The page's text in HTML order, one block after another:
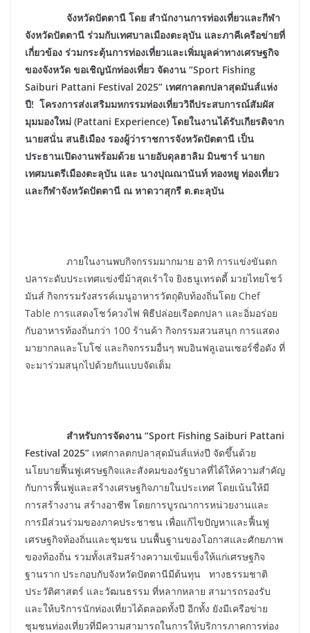
จังหวัดปัตตานี โดย สำนักงานการท่องเที่ยวและกีฬา
จังหวัดปัตตานี ร่วมกับเทศบาลเมืองตะลุบัน และภาคีเครือข่ายที่
เกี่ยวข้อง ร่วมกระตุ้นการท่องเที่ยวและเพิ่มมูลค่าทางเศรษฐกิจ
ของจังหวัด ขอเชิญนักท่องเที่ยว จัดงาน “Sport Fishing
Saiburi Pattani Festival 2025” เทศกาลตกปลาสุดมันส์แห่ง
ปี! โครงการส่งเสริมมหกรรมท่องเที่ยววิถีประสบการณ์สัมผัส
มุมมองใหม่ (Pattani Experience) โดยในงานได้รับเกียรติจาก
นายสนั่น สนธิเมือง รองผู้ว่าราชการจังหวัดปัตตานี เป็น
ประธานเปิดงานพร้อมด้วย นายอับดุลฮาลิม มินซาร์ นายก
เทศมนตรีเมืองตะลุบัน และ นางปุณณานันท์ ทองหยู ท่องเที่ยว
และกีฬาจังหวัดปัตตานี ณ หาดวาสุกรี ต.ตะลุบัน
ภายในงานพบกิจกรรมมากมาย อาทิ การแข่งขันตก
ปลาระดับประเทศแข่งขี่ม้าสุดเร้าใจ ยิงธนูเทรดดี้ มวยไทยโชว์
มันส์ กิจกรรมรังสรรค์เมนูอาหารวัตถุดิบท้องถิ่นโดย Chef
Table การแสดงโชว์ควงไฟ พิธีปล่อยเรือตกปลา และอิ่มอร่อย
กับอาหารท้องถิ่นกว่า 100 ร้านค้า กิจกรรมสวนสนุก การแสดง
มายากลและโบโซ่ และกิจกรรมอื่นๆ พบอินฟลูเอนเซอร์ชื่อดัง ที่
จะมาร่วมสนุกไปด้วยกันแบบจัดเต็ม
สำหรับการจัดงาน “Sport Fishing Saiburi Pattani
Festival 2025” เทศกาลตกปลาสุดมันส์แห่งปี จัดขึ้นด้วย
นโยบายฟื้นฟูเศรษฐกิจและสังคมของรัฐบาลที่ได้ให้ความสำคัญ
กับการฟื้นฟูและสร้างเศรษฐกิจภายในประเทศ โดยเน้นให้มี
การสร้างงาน สร้างอาชีพ โดยการบูรณาการหน่วยงานและ
การมีส่วนร่วมของภาคประชาชน เพื่อแก้ไขปัญหาและฟื้นฟู
เศรษฐกิจท้องถิ่นและชุมชน บนพื้นฐานของโอกาสและศักยภาพ
ของท้องถิ่น รวมทั้งเสริมสร้างความเข้มแข็งให้แก่เศรษฐกิจ
ฐานราก ประกอบกับจังหวัดปัตตานีมีต้นทุน ทางธรรมชาติ
ประวัติศาสตร์ และวัฒนธรรม ที่หลากหลาย สามารถรองรับ
และให้บริการนักท่องเที่ยวได้ตลอดทั้งปี อีกทั้ง ยังมีเครือข่าย
ชุมชนท่องเที่ยวที่มีความสามารถในการให้บริการภาคการท่อง